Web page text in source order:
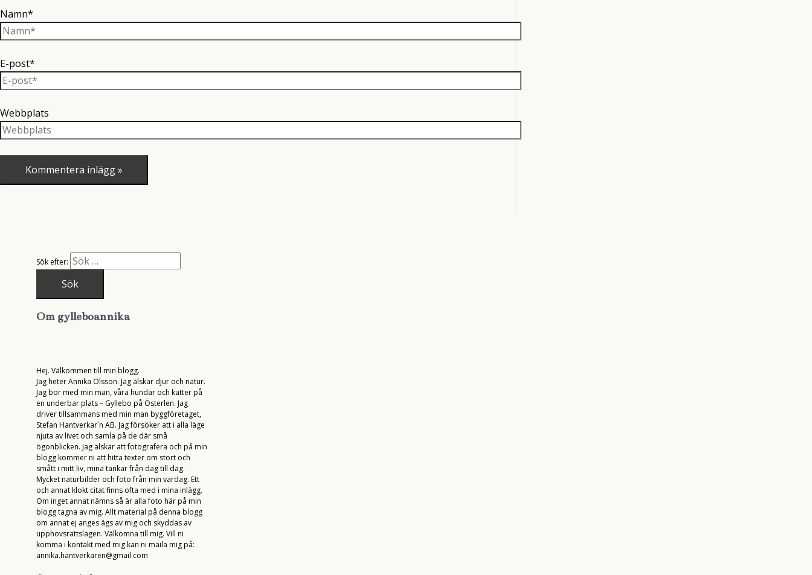
Namn*
E-post*
Webbplats
Sök efter:
Om gylleboannika
Hej. Välkommen till min blogg.
Jag heter Annika Olsson. Jag älskar djur och natur.
Jag bor med min man, våra hundar och katter på
en underbar plats – Gyllebo på Österlen. Jag
driver tillsammans med min man byggföretaget,
Stefan Hantverkar´n AB. Jag försöker att i alla läge
njuta av livet och samla på de där små
ögonblicken. Jag älskar att fotografera och på min
blogg kommer ni att hitta texter om stort och
smått i mitt liv, mina tankar från dag till dag.
Mycket naturbilder och foto från min vardag. Ett
och annat klokt citat finns ofta med i mina inlägg.
Om inget annat nämns så är alla foto här på min
blogg tagna av mig. Allt material på denna blogg
om annat ej anges ägs av mig och skyddas av
upphovsrättslagen. Välkomna till mig. Vill ni
komma i kontakt med mig kan ni maila mig på:
annika.hantverkaren@gmail.com